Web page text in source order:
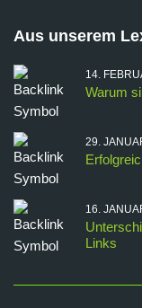
Aus unserem
14.
Warum
29.
16.
Links